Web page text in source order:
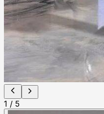
1 / 5